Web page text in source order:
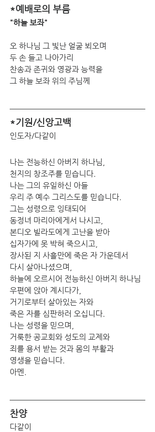
*예배로의 부름
"하늘 보좌"
오 하나님 그 빛난 얼굴 뵈오며
두 손 들고 나아가리
찬송과 존귀와 영광과 능력을
그 하늘 보좌 위의 주님께
*기원/신앙고백
인도자/다같이
나는 전능하신 아버지 하나님,
천지의 창조주를 믿습니다.
나는 그의 유일하신 아들
우리 주 예수 그리스도를 믿습니다.
그는 성령으로 잉태되어
동정녀 마리아에게서 나시고,
본디오 빌라도에게 고난을 받아
십자가에 못 박혀 죽으시고,
장사된 지 사흘만에 죽은 자 가운데서
다시 살아나셨으며,
하늘에 오르시어 전능하신 아버지 하나님
우편에 앉아 계시다가,
거기로부터 살아있는 자와
죽은 자를 심판하러 오십니다.
나는 성령을 믿으며,
거룩한 공교회와 성도의 교제와
죄를 용서 받는 것과 몸의 부활과
영생을 믿습니다.
아멘.
찬양
다같이